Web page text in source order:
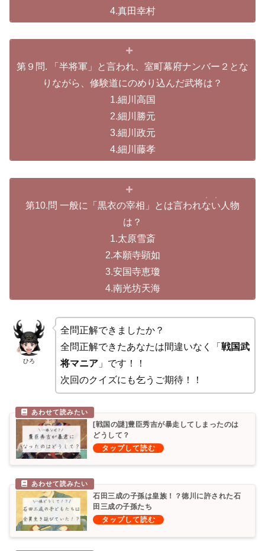
4.真田幸村
第９問. 「半将軍」と言われ、室町幕府ナンバー２とな
りながら、修験道にのめり込んだ武将は？
1.細川高国
2.細川勝元
3.細川政元
4.細川藤孝
第10.問 一般に「黒衣の宰相」とは言われない
・・
人物
は？
1.太原雪斎
2.本願寺顕如
3.安国寺恵瓊
4.南光坊天海
ひろ
全問正解できましたか？
全問正解できたあなたは間違いなく「 戦国武
将マニア」です！！
次回のクイズにも乞うご期待！！
[戦国の謎]豊臣秀吉が暴走してしまったのは
どうして？
石田三成の子孫は皇族！？徳川に許された石
田三成の子孫たち